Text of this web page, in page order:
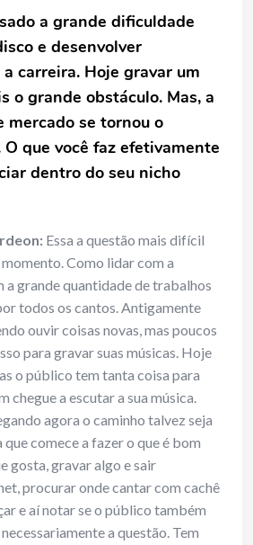
a grande dificuldade
e desenvolver
carreira. Hoje gravar um
o grande obstáculo. Mas, a
mercado se tornou o
que você faz efetivamente
dentro do seu nicho
Essa a questão mais difícil
Como lidar com a
a grande quantidade de trabalhos
todos os cantos. Antigamente
ouvir coisas novas, mas poucos
para gravar suas músicas. Hoje
o público tem tanta coisa para
chegue a escutar a sua música.
agora o caminho talvez seja
que comece a fazer o que é bom
gosta, gravar algo e sair
procurar onde cantar com cachê
e aí notar se o público também
a questão. Tem